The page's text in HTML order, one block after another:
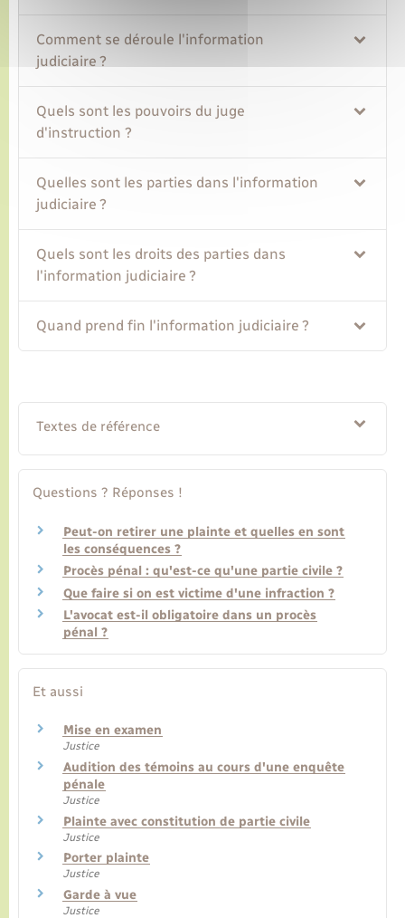
Comment se déroule l'information
judiciaire ?
Quels sont les pouvoirs du juge
d'instruction ?
Quelles sont les parties dans l'information
judiciaire ?
Quels sont les droits des parties dans
l'information judiciaire ?
Quand prend fin l'information judiciaire ?
Textes de référence
Questions ? Réponses !
Peut-on retirer une plainte et quelles en sont
les conséquences ?
Procès pénal : qu'est-ce qu'une partie civile ?
Que faire si on est victime d'une infraction ?
L'avocat est-il obligatoire dans un procès
pénal ?
Et aussi
Mise en examen
Justice
Audition des témoins au cours d'une enquête
pénale
Justice
Plainte avec constitution de partie civile
Justice
Porter plainte
Justice
Garde à vue
Justice